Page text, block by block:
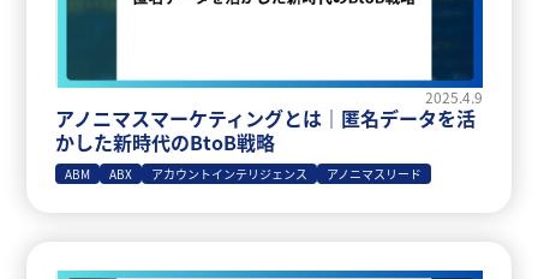
2025.4.9
アノニマスマーケティングとは｜匿名データを活
かした新時代のBtoB戦略
ABM ABX アカウントインテリジェンス アノニマスリード